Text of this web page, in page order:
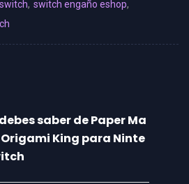
, switch engaño eshop,
saber de Paper Ma
Origami King para Ninte